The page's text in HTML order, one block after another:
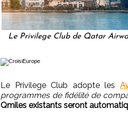
Le Privilege Club de Qatar
Le Privilege Club adopte les
programmes de fidélité de
Qmiles existants seront